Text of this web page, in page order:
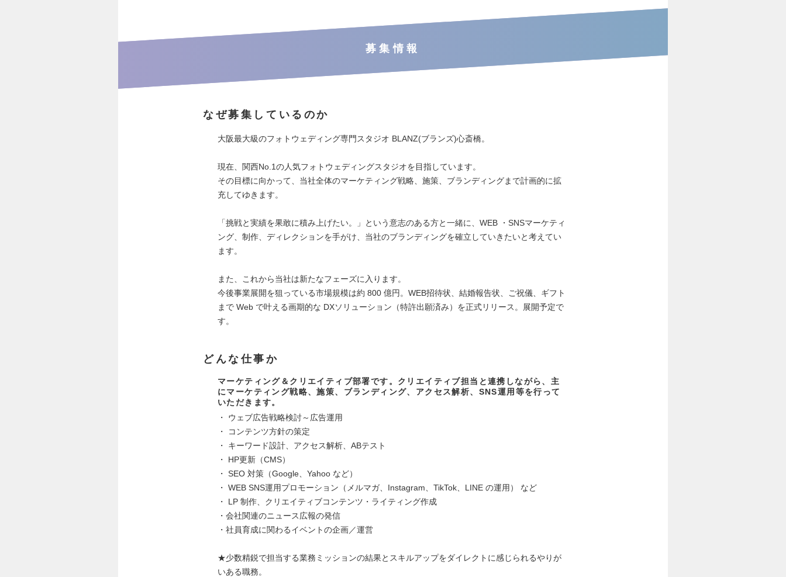
募集情報
なぜ募集しているのか
大阪最大級のフォトウェディング専門スタジオ BLANZ(ブランズ)心斎橋。
現在、関西No.1の人気フォトウェディングスタジオを目指しています。
その目標に向かって、当社全体のマーケティング戦略、施策、ブランディングまで計画的に拡
充してゆきます。
「挑戦と実績を果敢に積み上げたい。」という意志のある方と一緒に、WEB ・SNSマーケティ
ング、制作、ディレクションを手がけ、当社のブランディングを確立していきたいと考えてい
ます。
また、これから当社は新たなフェーズに入ります。
今後事業展開を狙っている市場規模は約 800 億円。WEB招待状、結婚報告状、ご祝儀、ギフト
まで Web で叶える画期的な DXソリューション（特許出願済み）を正式リリース。展開予定で
す。
どんな仕事か
マーケティング＆クリエイティブ部署です。クリエイティブ担当と連携しながら、主
にマーケティング戦略、施策、ブランディング、アクセス解析、SNS運用等を行って
いただきます。
・ ウェブ広告戦略検討～広告運用
・ コンテンツ方針の策定
・ キーワード設計、アクセス解析、ABテスト
・ HP更新（CMS）
・ SEO 対策（Google、Yahoo など）
・ WEB SNS運用プロモーション（メルマガ、Instagram、TikTok、LINE の運用） など
・ LP 制作、クリエイティブコンテンツ・ライティング作成
・会社関連のニュース広報の発信
・社員育成に関わるイベントの企画／運営
★少数精鋭で担当する業務ミッションの結果とスキルアップをダイレクトに感じられるやりが
いある職務。